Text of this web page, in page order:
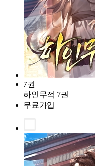
7권
하인무적 7권
무료가입